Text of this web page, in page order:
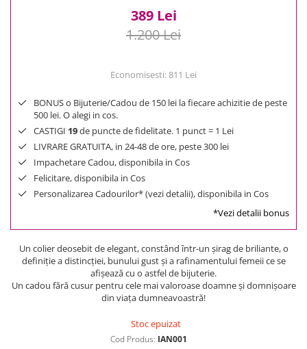
389 Lei
1.200 Lei
Economisesti:811 Lei
BONUS o Bijuterie/Cadou de 150 lei la fiecare achizitie de peste
500 lei. O alegi in cos.
CASTIGI 19de puncte de fidelitate. 1 punct = 1 Lei
LIVRARE GRATUITA, in 24-48 de ore, peste 300 lei
Impachetare Cadou, disponibila in Cos
Felicitare, disponibila in Cos
Personalizarea Cadourilor* (vezi detalii), disponibila in Cos
*Vezi detalii bonus
Un colier deosebit de elegant, constând într-un şirag de briliante, o
definiţie a distincţiei, bunului gust şi a rafinamentului femeii ce se
afişează cu o astfel de bijuterie.
Un cadou fără cusur pentru cele mai valoroase doamne şi domnişoare
din viaţa dumneavoastră!
Stoc epuizat
Cod Produs: IAN001